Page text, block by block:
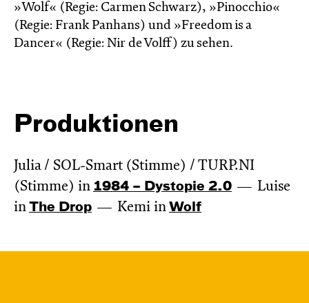
»Wolf« (Regie: Carmen Schwarz), »Pinocchio«
(Regie: Frank Panhans) und »Freedom is a
Dancer« (Regie: Nir de Volff) zu sehen.
Produktionen
Julia / SOL-Smart (Stimme) / TURP.NI
(Stimme) in 1984 – Dystopie 2.0
Luise
in The Drop Kemi in Wolf